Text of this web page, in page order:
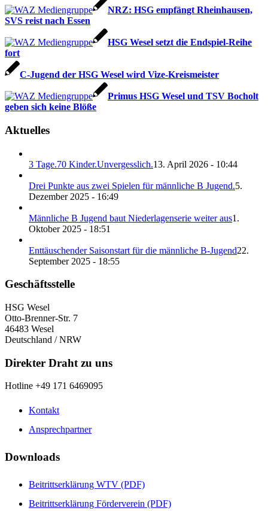
NRZ: HSG empfängt Rheinhausen,
SVS reist nach Essen
HSG Wesel setzt die Endspiel-Reihe
fort
C-Jugend der HSG Wesel wird Vize-Kreismeister
Primus HSG Wesel und TSV Bocholt
geben sich keine Blöße
Aktuelles
3 Tage.70 Kinder.Unvergesslich.13. April 2026 - 10:44
Drei Punkte aus zwei Spielen für männliche B Jugend.5.
Dezember 2025 - 16:49
Männliche B Jugend baut Niederlagenserie weiter aus1.
Oktober 2025 - 18:51
Enttäuschender Saisonstart für die männliche B-Jugend22.
September 2025 - 18:55
Geschäftsstelle
HSG Wesel
Otto-Brenner-Str. 7
46483 Wesel
Deutschland / NRW
Direkter Draht zu uns
Hotline +49 171 6469095
Kontakt
Ansprechpartner
Downloads
Beitrittserklärung WTV (PDF)
Beitrittserklärung Förderverein (PDF)